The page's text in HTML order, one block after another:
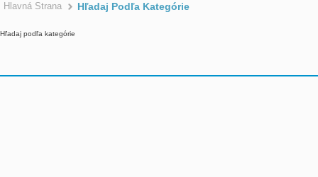
Hlavná Strana >
Hľadaj Podľa Kategórie
Hľadaj podľa kategórie